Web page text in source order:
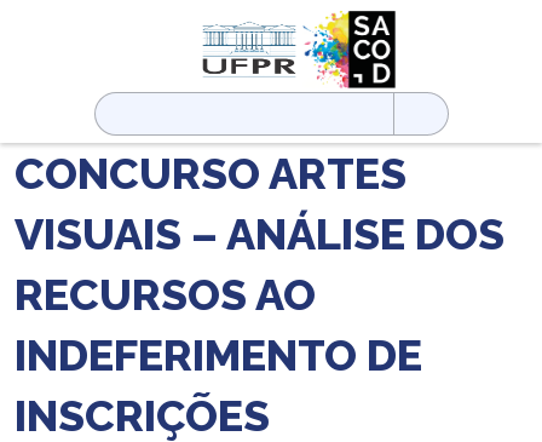
Pesquisar
por:
CONCURSO ARTES
VISUAIS – ANÁLISE DOS
RECURSOS AO
INDEFERIMENTO DE
INSCRIÇÕES